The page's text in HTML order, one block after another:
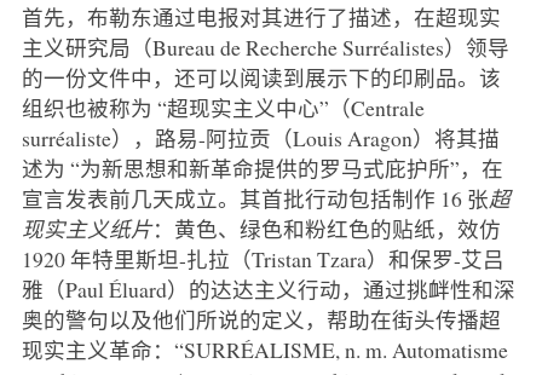
首先，布勒东通过电报对其进行了描述，在超现实
主义研究局（Bureau de Recherche Surréalistes）领导
的一份文件中，还可以阅读到展示下的印刷品。该
组织也被称为 “超现实主义中心”（Centrale
surréaliste），路易-阿拉贡（Louis Aragon）将其描
述为 “为新思想和新革命提供的罗马式庇护所”，在
宣言发表前几天成立。其首批行动包括制作 16 张超
现实主义纸片：黄色、绿色和粉红色的贴纸，效仿
1920 年特里斯坦-扎拉（Tristan Tzara）和保罗-艾吕
雅（Paul Éluard）的达达主义行动，通过挑衅性和深
奥的警句以及他们所说的定义，帮助在街头传播超
现实主义革命：“SURRÉALISME, n. m. Automatisme